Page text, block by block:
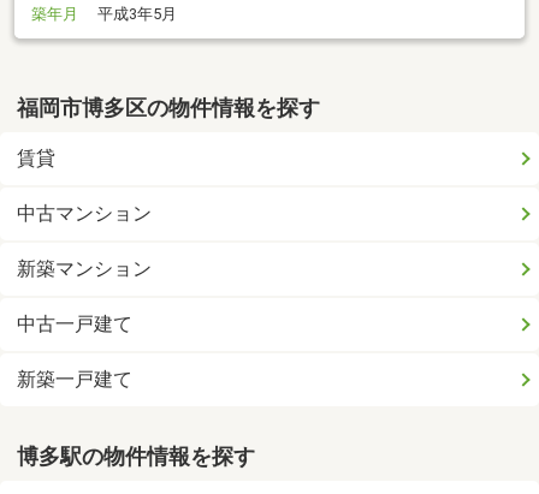
築年月
平成3年5月
福岡市博多区の物件情報を探す
賃貸
中古マンション
新築マンション
中古一戸建て
新築一戸建て
博多駅の物件情報を探す